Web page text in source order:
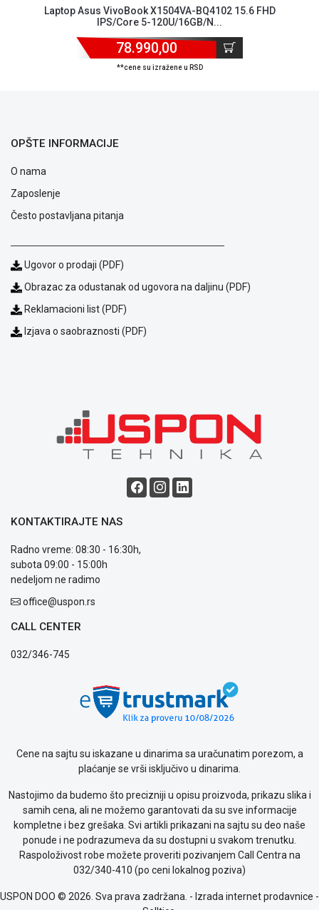
Laptop Asus VivoBook X1504VA-BQ4102 15.6 FHD
IPS/Core 5-120U/16GB/N...
78.990,00
**cene su izražene u RSD
OPŠTE INFORMACIJE
O nama
Zaposlenje
Često postavljana pitanja
Ugovor o prodaji (PDF)
Obrazac za odustanak od ugovora na daljinu (PDF)
Reklamacioni list (PDF)
Izjava o saobraznosti (PDF)
KONTAKTIRAJTE NAS
Radno vreme: 08:30 - 16:30h,
subota 09:00 - 15:00h
nedeljom ne radimo
office@uspon.rs
CALL CENTER
032/346-745
Cene na sajtu su iskazane u dinarima sa uračunatim porezom, a
plaćanje se vrši isključivo u dinarima.
Nastojimo da budemo što precizniji u opisu proizvoda, prikazu slika i
samih cena, ali ne možemo garantovati da su sve informacije
kompletne i bez grešaka. Svi artikli prikazani na sajtu su deo naše
ponude i ne podrazumeva da su dostupni u svakom trenutku.
Raspoloživost robe možete proveriti pozivanjem Call Centra na
032/340-410 (po ceni lokalnog poziva)
USPON DOO © 2026. Sva prava zadržana. - Izrada internet prodavnice -